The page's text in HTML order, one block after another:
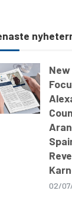
02/